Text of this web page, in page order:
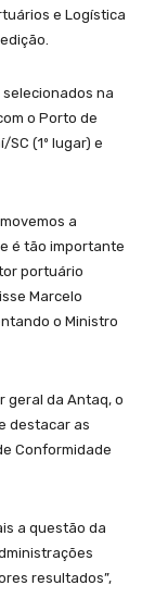
e Logística
na
o Porto de
(1º lugar) e
a
é tão importante
portuário
Marcelo
o Ministro
geral da Antaq, o
destacar as
Conformidade
a questão da
resultados”,